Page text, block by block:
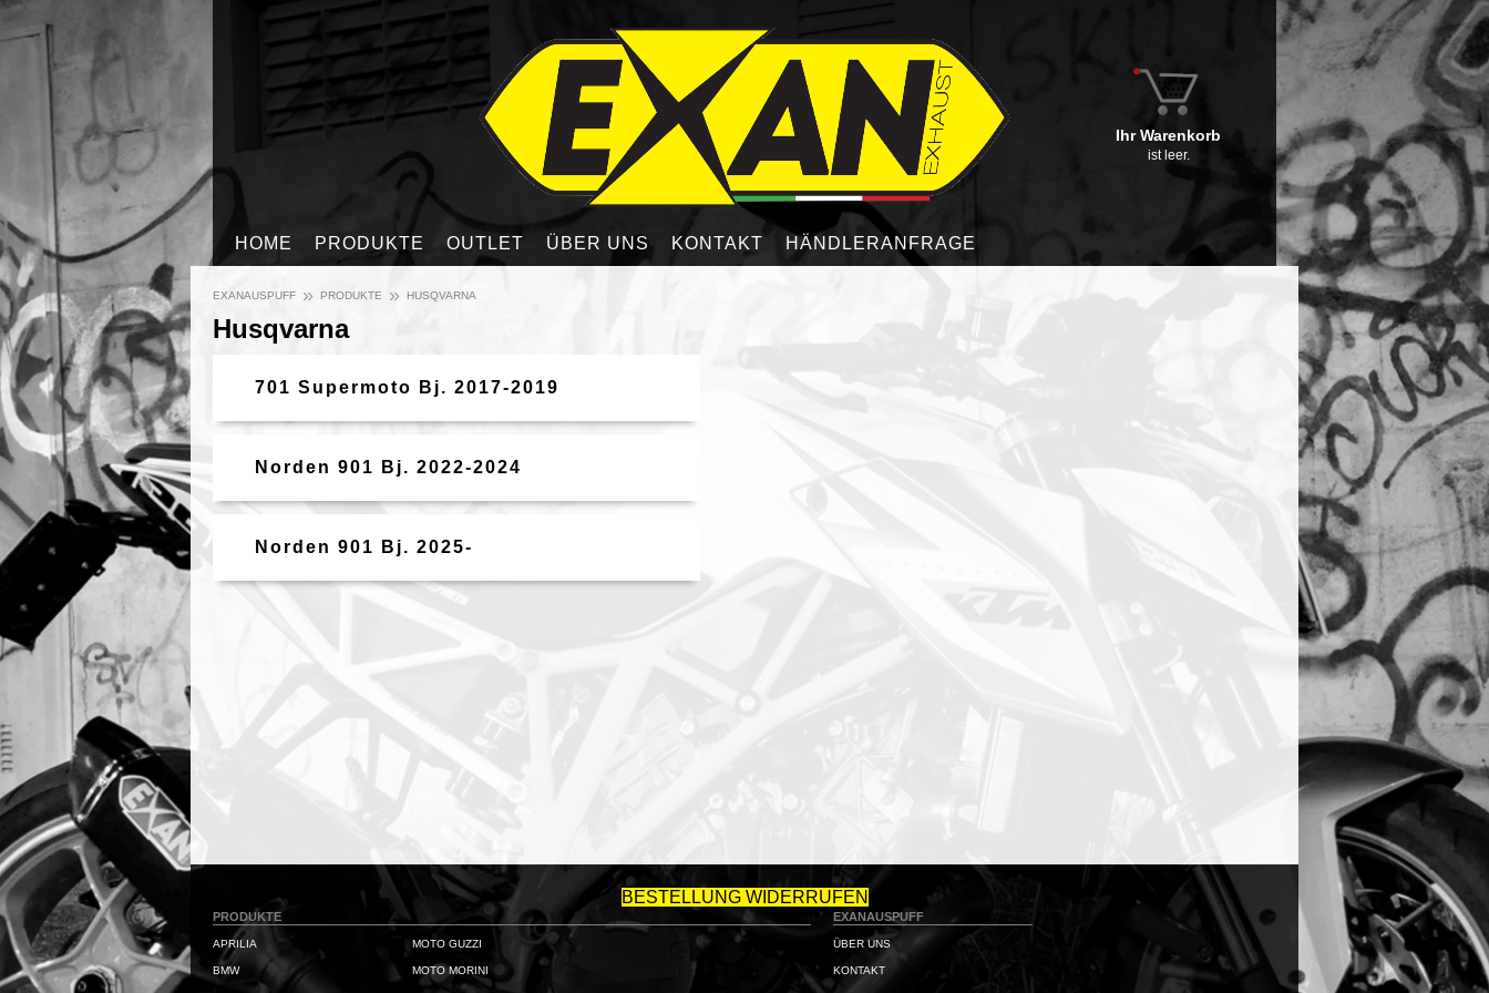
HOME PRODUKTE OUTLET ÜBER UNS KONTAKT HÄNDLERANFRAGE
Ihr Warenkorb
ist leer.
EXANAUSPUFF » PRODUKTE » HUSQVARNA
Husqvarna
701 Supermoto Bj. 2017-2019
Norden 901 Bj. 2022-2024
Norden 901 Bj. 2025-
BESTELLUNG WIDERRUFEN
PRODUKTE
APRILIA
BMW
MOTO GUZZI
MOTO MORINI
EXANAUSPUFF
ÜBER UNS
KONTAKT